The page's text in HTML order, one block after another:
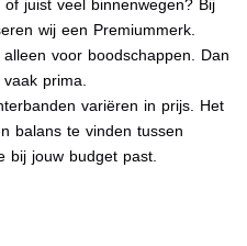
of juist veel binnenwegen? Bij
wij een Premiummerk.
voor boodschappen. Dan
prima.
variëren in prijs. Het
balans te vinden tussen
bij jouw budget past.